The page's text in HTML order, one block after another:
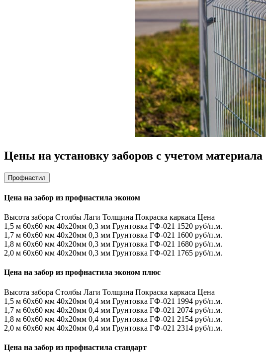
Цены на установку заборов с учетом материала
Профнастил
Цена на забор из профнастила эконом
Высота забора Столбы Лаги Толщина Покраска каркаса Цена
1,5 м 60х60 мм 40х20мм 0,3 мм Грунтовка ГФ-021 1520 руб/п.м.
1,7 м 60х60 мм 40х20мм 0,3 мм Грунтовка ГФ-021 1600 руб/п.м.
1,8 м 60х60 мм 40х20мм 0,3 мм Грунтовка ГФ-021 1680 руб/п.м.
2,0 м 60х60 мм 40х20мм 0,3 мм Грунтовка ГФ-021 1765 руб/п.м.
Цена на забор из профнастила эконом плюс
Высота забора Столбы Лаги Толщина Покраска каркаса Цена
1,5 м 60х60 мм 40х20мм 0,4 мм Грунтовка ГФ-021 1994 руб/п.м.
1,7 м 60х60 мм 40х20мм 0,4 мм Грунтовка ГФ-021 2074 руб/п.м.
1,8 м 60х60 мм 40х20мм 0,4 мм Грунтовка ГФ-021 2154 руб/п.м.
2,0 м 60х60 мм 40х20мм 0,4 мм Грунтовка ГФ-021 2314 руб/п.м.
Цена на забор из профнастила стандарт